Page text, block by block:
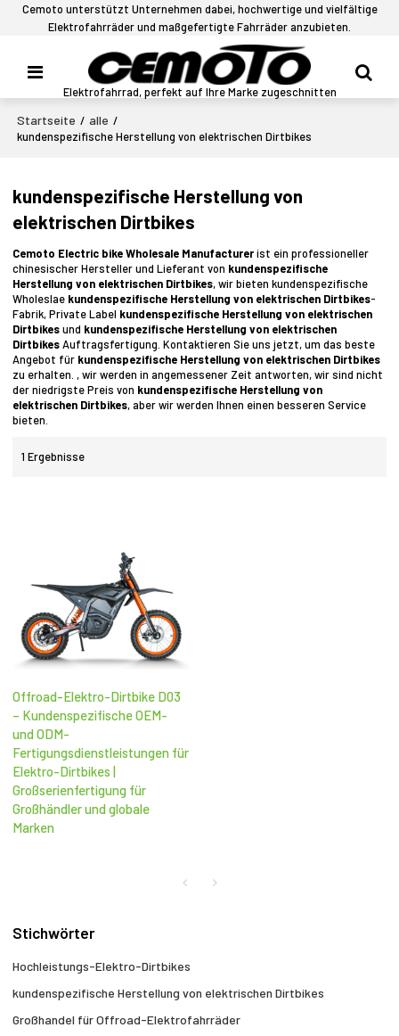
Cemoto unterstützt Unternehmen dabei, hochwertige und vielfältige
Elektrofahrräder und maßgefertigte Fahrräder anzubieten.
Elektrofahrrad, perfekt auf Ihre Marke zugeschnitten
Startseite / alle /
kundenspezifische Herstellung von elektrischen Dirtbikes
kundenspezifische Herstellung von
elektrischen Dirtbikes
Cemoto Electric bike Wholesale Manufacturerist ein professioneller
chinesischer Hersteller und Lieferant von kundenspezifische
Herstellung von elektrischen Dirtbikes, wir bieten kundenspezifische
Wholeslae kundenspezifische Herstellung von elektrischen Dirtbikes-
Fabrik, Private Label kundenspezifische Herstellung von elektrischen
Dirtbikesund kundenspezifische Herstellung von elektrischen
DirtbikesAuftragsfertigung. Kontaktieren Sie uns jetzt, um das beste
Angebot für kundenspezifische Herstellung von elektrischen Dirtbikes
zu erhalten. , wir werden in angemessener Zeit antworten, wir sind nicht
der niedrigste Preis von kundenspezifische Herstellung von
elektrischen Dirtbikes, aber wir werden Ihnen einen besseren Service
bieten.
1 Ergebnisse
Offroad-Elektro-Dirtbike D03
– Kundenspezifische OEM-
und ODM-
Fertigungsdienstleistungen für
Elektro-Dirtbikes |
Großserienfertigung für
Großhändler und globale
Marken
Stichwörter
Hochleistungs-Elektro-Dirtbikes
kundenspezifische Herstellung von elektrischen Dirtbikes
Großhandel für Offroad-Elektrofahrräder